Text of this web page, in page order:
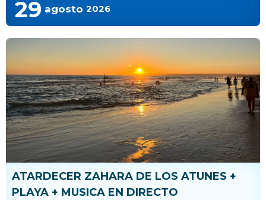
29 agosto 2026
ATARDECER ZAHARA DE LOS ATUNES +
PLAYA + MUSICA EN DIRECTO